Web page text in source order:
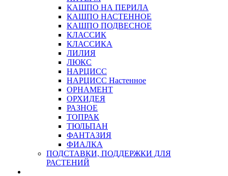
КАШПО НА ПЕРИЛА
КАШПО НАСТЕННОЕ
КАШПО ПОДВЕСНОЕ
КЛАССИК
КЛАССИКА
ЛИЛИЯ
ЛЮКС
НАРЦИСС
НАРЦИСС Настенное
ОРНАМЕНТ
ОРХИДЕЯ
РАЗНОЕ
ТОПРАК
ТЮЛЬПАН
ФАНТАЗИЯ
ФИАЛКА
ПОДСТАВКИ, ПОДДЕРЖКИ ДЛЯ
РАСТЕНИЙ